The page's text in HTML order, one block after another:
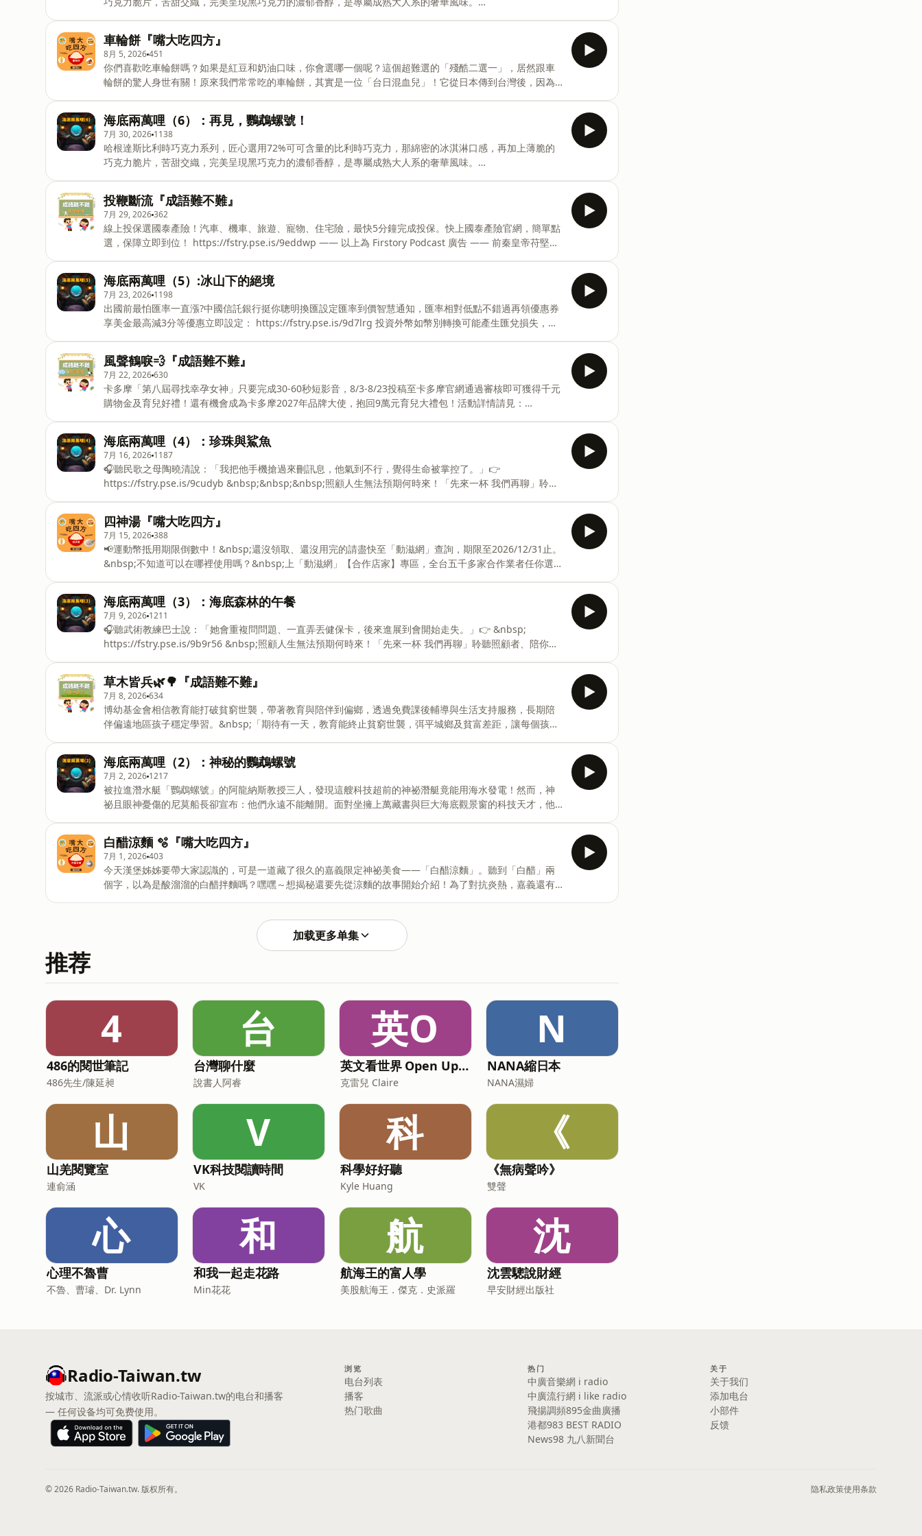
流、戴上像烤海苔的「腕針」跟像螺一樣的神祕翻譯機，是不是超級酷？故事主角松田可倫進入了超神祕的
「私立探險家學園」！這裡居然不讓大家跟學長姐交流，就是為了不讓傳統限制大家的想像力...快跟我們一起
聽故事，進入這所不可思議的探險家學園～ 後面更多精彩情節都在書裡面，趕快把書抱回家追劇吧！《私立
探險家學園1：開始之島》《私立探險家學園2：在成為魔女之前》入園套組 博客來：
https://reurl.cc/ReADMD 誠品： https://reurl.cc/2jX
車輪餅『嘴大吃四方』
8月 5, 2026451
你們喜歡吃車輪餅嗎？如果是紅豆和奶油口味，你會選哪一個呢？這個超難選的「殘酷二選一」，居然跟車
輪餅的驚人身世有關！原來我們常常吃的車輪餅，其實是一位「台日混血兒」！它從日本傳到台灣後，因為
粿」！快跟我們一起聽節目，認識這個美味好吃的國民美食吧！✈️ 邀請您加入天際Club給我們支持，除了給
我們實質的支援，每個月還可收聽四篇以上的訂閱限定故事，享受實體線上福利
https://open.firstory.me/join/pm1200story☀️來粉絲專頁與島民同樂，最新消息都在這
https://www.facebook.com/pm1200story🏝一起在透中島蓋兒童樂園https://p.ecpay.com.tw/B48F0FB💌
歡迎活動邀約、商業合作、各類推廣提案。聯絡我們：pm1200sto
海底兩萬哩（6）：再見，鸚鵡螺號！
7月 30, 2026 1138
哈根達斯比利時巧克力系列，匠心選用72%可可含量的比利時巧克力，那綿密的冰淇淋口感，再加上薄脆的
巧克力脆片，苦甜交織，完美呈現黑巧克力的濃郁香醇，是專屬成熟大人系的奢華風味。
彩大結局！鸚鵡螺號雖然衝出了南極冰層，卻遭遇超巨大章魚的襲擊，尼莫船長甚至失去了親愛的船員夥伴...
更驚險的是，潛水艇隨後被捲入了挪威著名的「大漩渦」！教授一行人能抓住這最後的機會順利逃跑嗎？故
事最後還會帶大家認識「冰山一角」的原理，以及現實中真的存在的科學漩渦喔！快來一起聽這趟充滿愛與
勇氣的海底終章吧！✈️ 邀請您加入天際Club給我們支持，除了給我們實質的支援，每個月還可收聽四篇以上
的訂閱限定故事，享受實體線上福利https://open.firstory
投鞭斷流『成語難不難』
7月 29, 2026362
線上投保選國泰產險！汽車、機車、旅遊、寵物、住宅險，最快5分鐘完成投保。快上國泰產險官網，簡單點
選，保障立即到位！ https://fstry.pse.is/9eddwp —— 以上為 Firstory Podcast 廣告 —— 前秦皇帝苻堅又
鞭斷流」，用來形容兵力極其強大！你知道一場淝水之戰竟然貢獻了三個熱門成語嗎？快跟著我們一起聽故
事學歷史，看看苻堅是如何用他的精彩經歷讓成語變超好記吧！✈️ 邀請您加入天際Club給我們支持，除了給
我們實質的支援，每個月還可收聽四篇以上的訂閱限定故事，享受實體線上福利
https://open.firstory.me/join/pm1200story☀️來粉絲專頁與島民同樂，最新消息都在這
https://www.facebook.com/pm1200s
海底兩萬哩（5）:冰山下的絕境
7月 23, 2026 1198
出國前最怕匯率一直漲?中國信託銀行挺你聰明換匯設定匯率到價智慧通知，匯率相對低點不錯過再領優惠券
享美金最高減3分等優惠立即設定： https://fstry.pse.is/9d7lrg 投資外幣如幣別轉換可能產生匯兌損失，應
集，尼莫船長帶著大家前往從未有人涉足的冰雪世界—南極。正當大家沉浸在純白的震撼美景時，一座巨大
的冰山突然崩塌，擋住了去路，而船上的氧氣只剩下兩天！大家要如何化險為夷呢？快來聽這場緊張刺激的
冰山大逃亡，感受「生死之交」的感動吧！✈️ 邀請您加入天際Club給我們支持，除了給我們實質的支援，每
個月還可收聽四篇以上的訂閱限定故事，享受實體線上福利https://open.firstory.me/join/pm1200story☀️
來粉絲專頁與島民同樂，最
風聲鶴唳💨『成語難不難』
7月 22, 2026630
卡多摩「第八屆尋找幸孕女神」只要完成30-60秒短影音，8/3-8/23投稿至卡多摩官網通過審核即可獲得千元
購物金及育兒好禮！還有機會成為卡多摩2027年品牌大使，抱回9萬元育兒大禮包！活動詳情請見：
秦皇帝苻堅戰敗後，帶領士兵一路驚慌逃跑。沒想到士兵們因為極度害怕，竟然把狂風吹過的「風聲」聽成
敵人的馬蹄聲，還把夜空裡鶴鳥高亢的「叫聲」聽成追兵的殺喊聲，嚇得慌忙逃命！快來聽故事，順便把
「草木皆兵」、「杯弓蛇影」和「風聲鶴唳」這三個超實用的成語一次打包帶走吧！✈️ 邀請您加入天際Club
給我們支持，除了給我們實質的支援，每個月還可收聽四篇以上的訂閱限定故事，享受實體線上福利
https://open.firstory.me/join/pm
海底兩萬哩（4）：珍珠與鯊魚
7月 16, 2026 1187
🎧聽民歌之母陶曉清說：「我把他手機搶過來刪訊息，他氣到不行，覺得生命被掌控了。」👉
https://fstry.pse.is/9cudyb &nbsp;&nbsp;&nbsp;照顧人生無法預期何時來！「先來一杯 我們再聊」聆聽
告 —— 尼莫船長帶大家來到世界著名的珍珠產地。海面下，瘦小的採珠人沒有穿潛水衣，只能辛苦地憋氣撿
貝殼。正當大家看得入神，一隻比上次更巨大的虎鯊悄悄張開大嘴衝向採珠人！千鈞一髮之際，尼莫船長和
尼德蘭一起衝上前與巨鯊展開激烈的生死搏鬥！船長不僅救了採珠人，竟然還送給他一整袋亮晶晶的無價珍
珠，要他快回家，別再下海了...到底是為什麼呢？來聽今天的故事吧！✈️ 邀請您加入天際Club給我們支持，
除了給我們實質的支援，每個月還可收聽四篇以上的訂閱限定故事
四神湯『嘴大吃四方』
7月 15, 2026388
📢運動幣抵用期限倒數中！&nbsp;還沒領取、還沒用完的請盡快至「動滋網」查詢，期限至2026/12/31止。
&nbsp;不知道可以在哪裡使用嗎？&nbsp;上「動滋網」【合作店家】專區，全台五千多家合作業者任你選，
Firstory Podcast 廣告 —— 「四神湯」跟神明有關係嗎？本節目帶大家穿越時空～看看清朝乾隆皇帝「下江
南」大出巡的壯觀場面，這段長達六個台灣總長的超遠路程，把隨行大臣累到嚴重水土不服、中暑生病！幸
好有高僧開出淮山、蓮子、芡實和茯苓這四味藥材煮成湯，才順利救回四位臣子！今天的好喝四神湯，快來
一探究竟吧！✈️ 邀請您加入天際Club給我們支持，除了給我們實質的支援，每個月還可收聽四篇以上的訂閱
限定故事，享受實體
海底兩萬哩（3）：海底森林的午餐
7月 9, 2026 1211
🎧聽武術教練巴士說：「她會重複問問題、一直弄丟健保卡，後來進展到會開始走失。」👉 &nbsp;
https://fstry.pse.is/9b9r56 &nbsp;照顧人生無法預期何時來！「先來一杯 我們再聊」聆聽照顧者、陪你預
一起戴上潛水裝備，跟著阿龍納斯教授三人潛入不可思議的海底森林！大家踩在白色的海底沙灘上，看著幾
十公尺高的巨型海藻像大樹一樣搖晃。正當大家沉浸在美景時，一隻巨大的虎鯊竟然張開血盆大口衝向尼德
蘭！危急時刻，神祕的尼莫船長竟然手持短刀獨自與鯊魚搏鬥！究竟船長為什麼要冒生命危險救大家？他隱
藏的憂傷又藏著什麼秘密？✈️ 邀請您加入天際Club給我們支持，除了給我們實質的支援，每個月還可收聽四
篇以上的訂閱限定故事，享受實體線上福利https://o
草木皆兵🌿🌳『成語難不難』
7月 8, 2026634
博幼基金會相信教育能打破貧窮世襲，帶著教育與陪伴到偏鄉，透過免費課後輔導與生活支持服務，長期陪
伴偏遠地區孩子穩定學習。&nbsp;「期待有一天，教育能終止貧窮世襲，弭平城鄉及貧富差距，讓每個孩子
Podcast 廣告 —— 今天要帶大家聊聊「克服緊張」的各種妙招，更要反過來介紹一句因為極度緊張恐懼、結
果「自己嚇自己」的經典成語——「草木皆兵」。這場著名的「淝水之戰」，由北方的前秦皇帝苻堅，揮軍
南下對抗東晉政權。原本自信滿滿的苻堅發生了什麼事，讓他信心崩潰，驚恐地把山頭上被風吹得搖晃、沙
沙作響的「草木」，全都看成了正在排兵布陣的東晉「士兵」？！一起來聽故事吧！✈️ 邀請您加入天際Club
給我們支持，除了給我們實質的支援，每個月還可
海底兩萬哩（2）：神秘的鸚鵡螺號
7月 2, 2026 1217
被拉進潛水艇「鸚鵡螺號」的阿龍納斯教授三人，發現這艘科技超前的神祕潛艇竟能用海水發電！然而，神
祕且眼神憂傷的尼莫船長卻宣布：他們永遠不能離開。面對坐擁上萬藏書與巨大海底觀景窗的科技天才，他
的支援，每個月還可收聽四篇以上的訂閱限定故事，享受實體線上福利
https://open.firstory.me/join/pm1200story☀️來粉絲專頁與島民同樂，最新消息都在這
https://www.facebook.com/pm1200story🏝一起在透中島蓋兒童樂園https://p.ecpay.com.tw/B48F0FB💌
歡迎活動邀約、商業合作、各類推廣提案。聯絡我們：pm1200story@gmail.com Powered by Firstory
Hosting
白醋涼麵 🫧『嘴大吃四方』
7月 1, 2026403
今天漢堡姊姊要帶大家認識的，可是一道藏了很久的嘉義限定神祕美食——「白醋涼麵」。聽到「白醋」兩
個字，以為是酸溜溜的白醋拌麵嗎？嘿嘿～想揭秘還要先從涼麵的故事開始介紹！為了對抗炎熱，嘉義還有
https://open.firstory.me/join/pm1200story☀️來粉絲專頁與島民同樂，最新消息都在這
https://www.facebook.com/pm1200story🏝一起在透中島蓋兒童樂園https://p.ecpay.com.tw/B48F0FB💌
加载更多单集
推荐
4
486的閱世筆記
486先生/陳延昶
台
台灣聊什麼
說書人阿睿
英O
英文看世界 Open Up English with Claire
克雷兒 Claire
N
NANA縮日本
NANA濕婦
山
山羌閱覽室
連俞涵
V
VK科技閱讀時間
VK
科
科學好好聽
Kyle Huang
《
《無病聲吟》
雙聲
心
心理不魯曹
不魯、曹璿、Dr. Lynn
和
和我一起走花路
Min花花
航
航海王的富人學
美股航海王．傑克．史派羅
沈
沈雲驄說財經
早安財經出版社
Radio-Taiwan.tw
按城市、流派或心情收听Radio-Taiwan.tw的电台和播客
— 任何设备均可免费使用。
浏览
电台列表
播客
热门歌曲
热门
中廣音樂網 i radio
中廣流行網 i like radio
飛揚調頻895金曲廣播
港都983 BEST RADIO
News98 九八新聞台
关于
关于我们
添加电台
小部件
反馈
© 2026 Radio-Taiwan.tw. 版权所有。 隐私政策使用条款